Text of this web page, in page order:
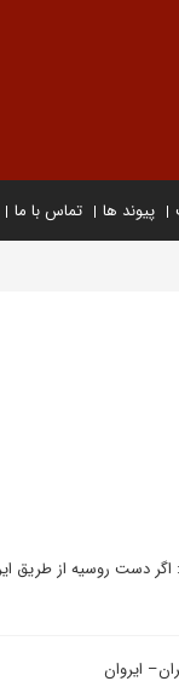
پیوند ها تماس با ما
دست روسیه از طریق
ایروان